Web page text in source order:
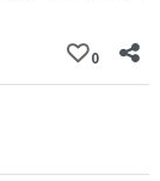
0